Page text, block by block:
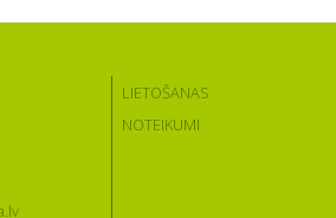
LIETOŠANAS
NOTEIKUMI